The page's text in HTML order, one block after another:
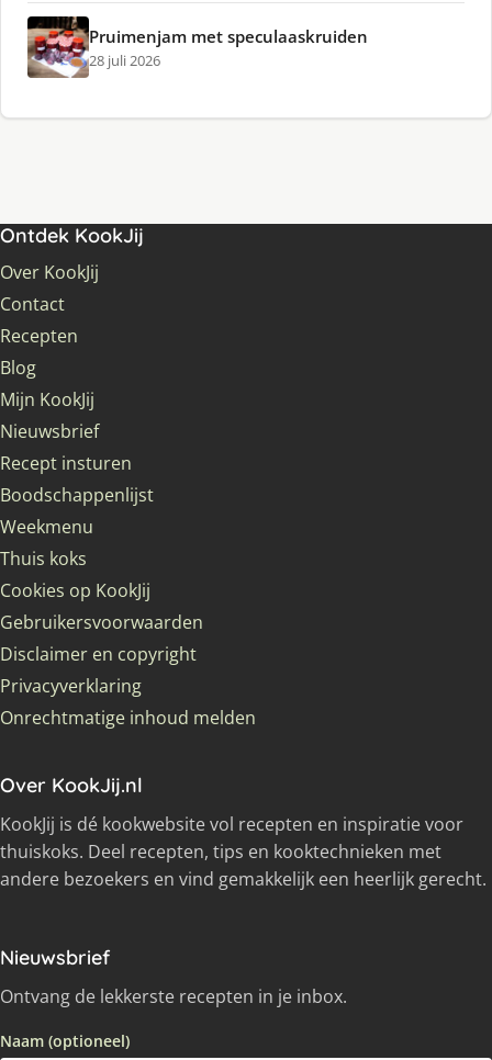
Pruimenjam met speculaaskruiden
28 juli 2026
Ontdek KookJij
Over KookJij
Contact
Recepten
Blog
Mijn KookJij
Nieuwsbrief
Recept insturen
Boodschappenlijst
Weekmenu
Thuis koks
Cookies op KookJij
Gebruikersvoorwaarden
Disclaimer en copyright
Privacyverklaring
Onrechtmatige inhoud melden
Over KookJij.nl
KookJij is dé kookwebsite vol recepten en inspiratie voor
thuiskoks. Deel recepten, tips en kooktechnieken met
andere bezoekers en vind gemakkelijk een heerlijk gerecht.
Nieuwsbrief
Ontvang de lekkerste recepten in je inbox.
Naam (optioneel)